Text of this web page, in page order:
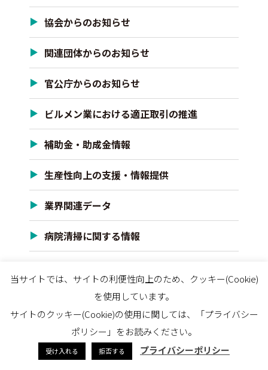
協会からのお知らせ
関連団体からのお知らせ
官公庁からのお知らせ
ビルメン業における適正取引の推進
補助金・助成金情報
生産性向上の支援・情報提供
業界関連データ
病院清掃に関する情報
労働災害発生報告システム
災害復興全国体制・協定の策定
リンク集
当サイトでは、サイトの利便性向上のため、クッキー(Cookie)
を使用しています。
サイトのクッキー(Cookie)の使用に関しては、「プライバシー
ポリシー」をお読みください。
受け入れる 拒否する プライバシーポリシー